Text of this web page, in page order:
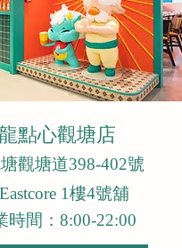
點心觀塘店
觀塘道398-402號
Eastcore 1樓4號舖
時間：8:00-22:00